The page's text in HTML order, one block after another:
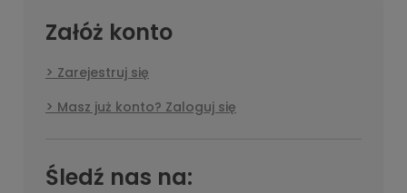
Załóż konto
Zarejestruj się
Masz już konto? Zaloguj się
Śledź nas na: